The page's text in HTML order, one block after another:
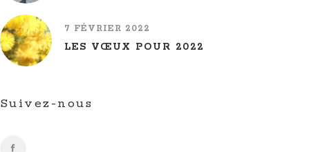
7 FÉVRIER 2022
LES VŒUX POUR 2022
Suivez-nous